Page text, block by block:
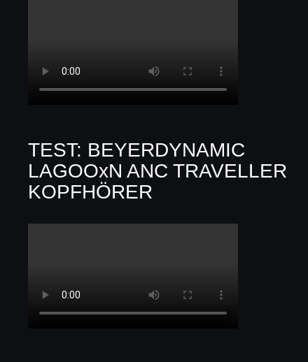
TEST: BEYERDYNAMIC
LAGOOxN ANC TRAVELLER
KOPFHÖRER